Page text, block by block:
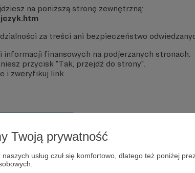
Twoją prywatność
usług czuł się komfortowo, dlatego też poniżej
na poniższą stronę zewnętrzną:
za treści ani bezpieczeństwo
informacji finansowych na podjerzanych stronach.
przycisk "Tak, przejdź do strony".
i zweryfikuj link.